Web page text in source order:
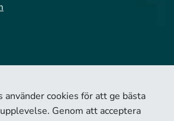
använder cookies för att ge bästa
Genom att acceptera